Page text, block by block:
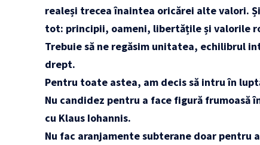
realeși trecea înaintea oricărei alte valori.
tot: principii, oameni, libertățile și valorile
Trebuie să ne regăsim unitatea, echilibrul
drept.
Pentru toate astea, am decis să intru în
Nu candidez pentru a face figură frumoasă
cu Klaus Iohannis.
Nu fac aranjamente subterane doar